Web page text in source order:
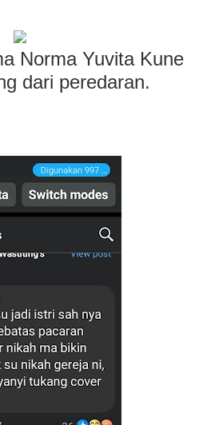
Norma Yuvita Kune
dari peredaran.